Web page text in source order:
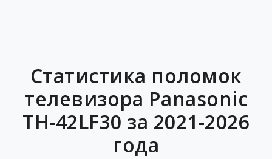
Статистика поломок
телевизора Panasonic
TH-42LF30 за 2021-2026
года